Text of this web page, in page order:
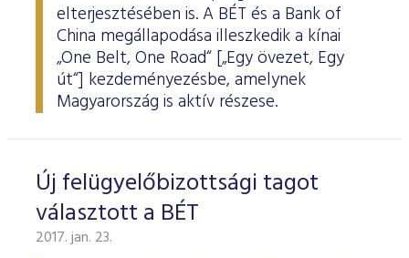
elterjesztésében is. A BÉT és a Bank of
China megállapodása illeszkedik a kínai
„One Belt, One Road“ [„Egy övezet, Egy
út“] kezdeményezésbe, amelynek
Magyarország is aktív részese.
Új felügyelőbizottsági tagot
választott a BÉT
2017. jan. 23.